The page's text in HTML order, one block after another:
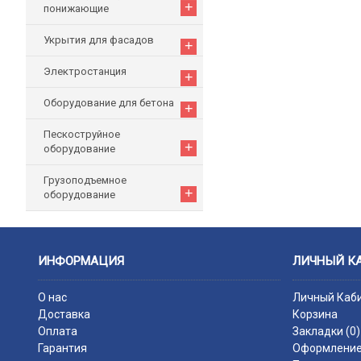
понижающие
+
Укрытия для фасадов +
Электростанция +
Оборудование для бетона +
Пескоструйное
оборудование
+
Грузоподъемное
оборудование
+
ИНФОРМАЦИЯ
О нас
Доставка
Оплата
Гарантия
ЛИЧНЫЙ
Личный
Корзина
Закладки (0)
Оформление